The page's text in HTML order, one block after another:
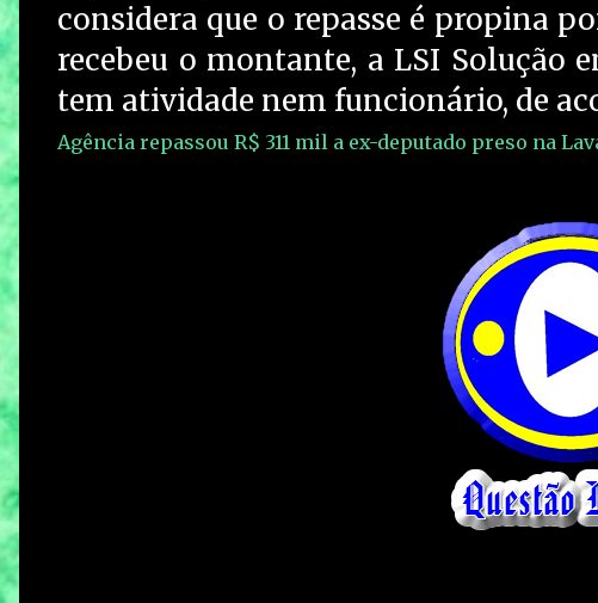
considera que o repasse é propina
recebeu o montante, a LSI Solução
tem atividade nem funcionário, de
Agência repassou R$ 311 mil a ex-deputado preso na